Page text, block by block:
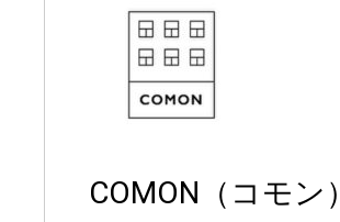
COMON（コモン）